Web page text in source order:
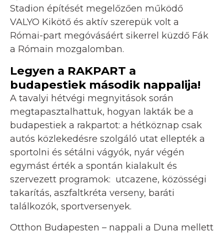
Stadion építését megelőzően működő
VALYO Kikötő és aktív szerepük volt a
Római-part megóvásáért sikerrel küzdő Fák
a Rómain mozgalomban.
Legyen a RAKPART a
budapestiek második nappalija!
A tavalyi hétvégi megnyitások során
megtapasztalhattuk, hogyan lakták be a
budapestiek a rakpartot: a hétköznap csak
autós közlekedésre szolgáló utat ellepték a
sportolni és sétálni vágyók, nyár végén
egymást érték a spontán kialakult és
szervezett programok: utcazene, közösségi
takarítás, aszfaltkréta verseny, baráti
találkozók, sportversenyek.
Otthon Budapesten – nappali a Duna mellett